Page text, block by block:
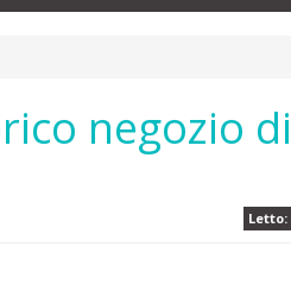
negozio di
Letto: